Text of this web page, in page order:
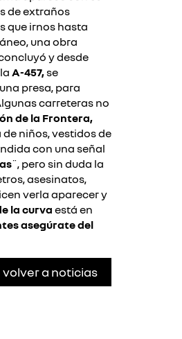
de extraños
que irnos hasta
una obra
y desde
A-457,se
presa, para
carreteras no
de la Frontera,
niños, vestidos de
con una señal
¨, pero sin duda la
asesinatos,
verla aparecer y
la curva está en
asegúrate del
volver a noticias